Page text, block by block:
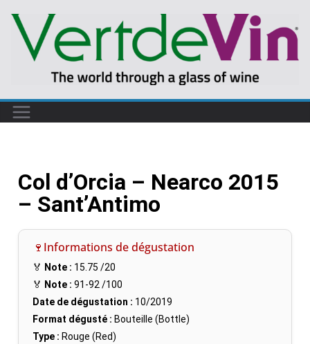
Col d’Orcia – Nearco 2015
– Sant’Antimo
🍷Informations de dégustation
🏅 Note : 15.75 /20
🏅 Note : 91-92 /100
Date de dégustation : 10/2019
Format dégusté : Bouteille (Bottle)
Type : Rouge (Red)